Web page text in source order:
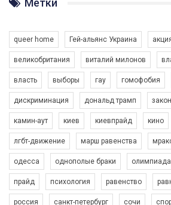
Разом наш голос лунає гучніше!
6/30/2017
Емоційний та вражаючий промо-ролік на
представляє програму "Гей-альянс
насильству проти ЛГБТ в Україні.
1.9K Просмотров • 226 Нравится • 5
Метки
queer home Гей-альянс Украина
великобритания виталий милонов
власть выборы гау гомофобия
дискриминация дональд трамп
камин-аут киев киевпрайд кино
лгбт-движение марш равенства
одесса однополые браки олимпиада
прайд психология равенство
россия санкт-петербург сочи